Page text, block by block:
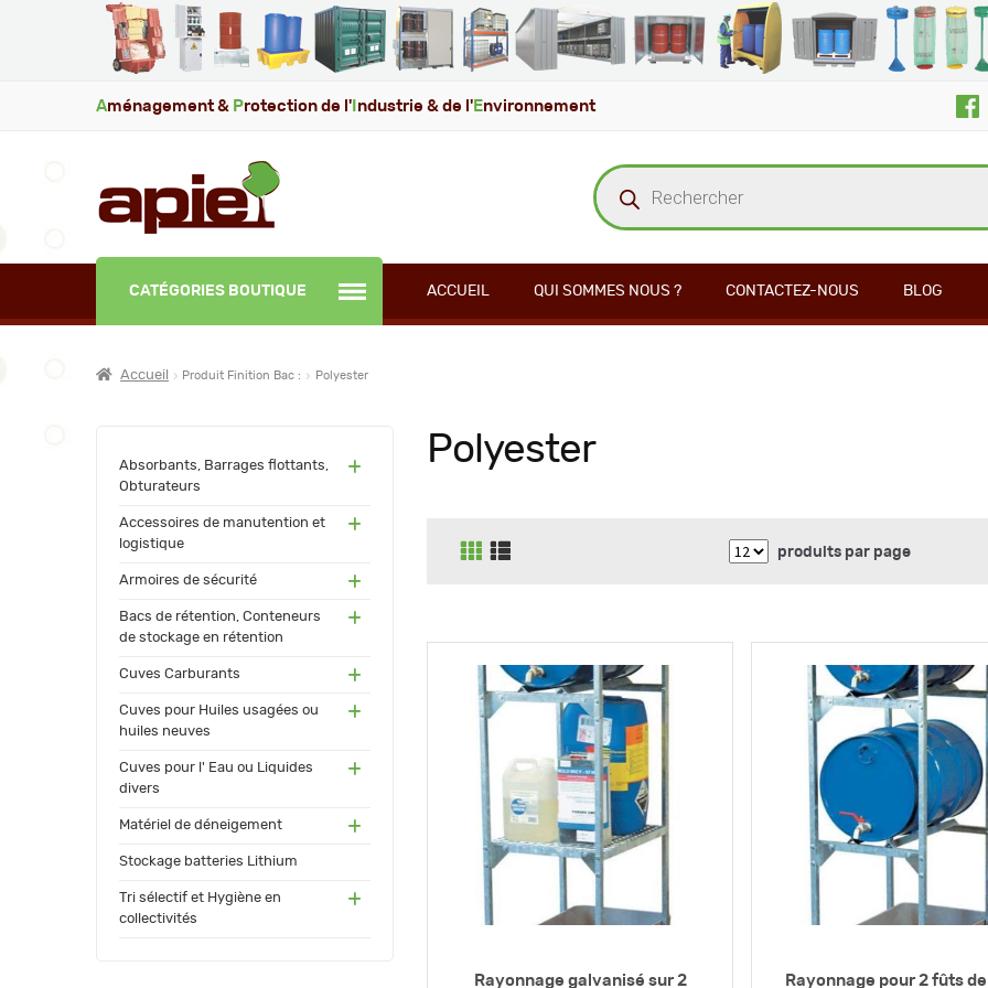
Aménagement & Protection de l' ndustrie & de l' Environnement
Recherche
de
produits
CATÉGORIES BOUTIQUE ACCUEIL QUI SOMMES NOUS ? CONTACTEZ-NOUS BLOG
Accueil Produit Finition Bac : Polyester
Absorbants, Barrages flottants,
Obturateurs
(60)
Accessoires de manutention et
logistique
(55)
Armoires de sécurité (91)
Bacs de rétention, Conteneurs
de stockage en rétention
(171
Cuves Carburants
(17
Cuves pour Huiles usagées ou
huiles neuves
(24)
Cuves pour l' Eau ou Liquides
divers
(72)
Matériel de déneigement
(34
Stockage batteries Lithium
Tri sélectif et Hygiène en
collectivités
(13
Polyester
produits par page
Rayonnage galvanisé sur 2 Rayonnage pour 2 fûts